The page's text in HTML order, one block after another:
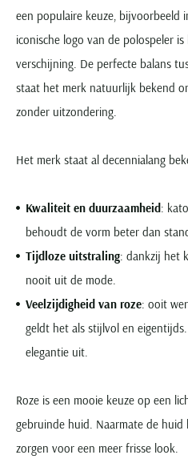
een populaire keuze, bijvoorbeeld
iconische logo van de polospeler
verschijning. De perfecte balans
staat het merk natuurlijk bekend
zonder uitzondering.
Het merk staat al decennialang
Kwaliteit en duurzaamheid:
behoudt de vorm beter dan
Tijdloze uitstraling: dankzij het
nooit uit de mode.
Veelzijdigheid van roze: ooit
geldt het als stijlvol en
elegantie uit.
Roze is een mooie keuze op een
gebruinde huid. Naarmate de
zorgen voor een meer frisse look.